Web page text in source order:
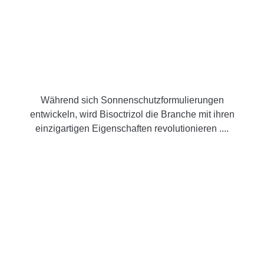
Während sich Sonnenschutzformulierungen
entwickeln, wird Bisoctrizol die Branche mit ihren
einzigartigen Eigenschaften revolutionieren ....